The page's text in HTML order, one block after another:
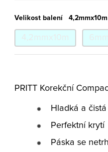
Velikost balení 4,2mmx10m
PRITT Korekční
Hladká a
Perfektní krytí
Páska se